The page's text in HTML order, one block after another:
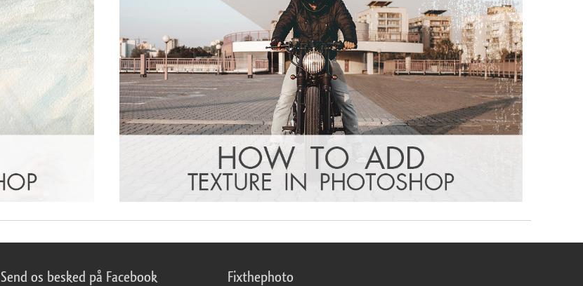
Send os besked på Facebook Fixthephoto